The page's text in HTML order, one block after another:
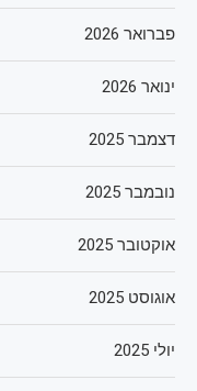
פברואר 2026
ינואר 2026
דצמבר 2025
נובמבר 2025
אוקטובר 2025
אוגוסט 2025
יולי 2025